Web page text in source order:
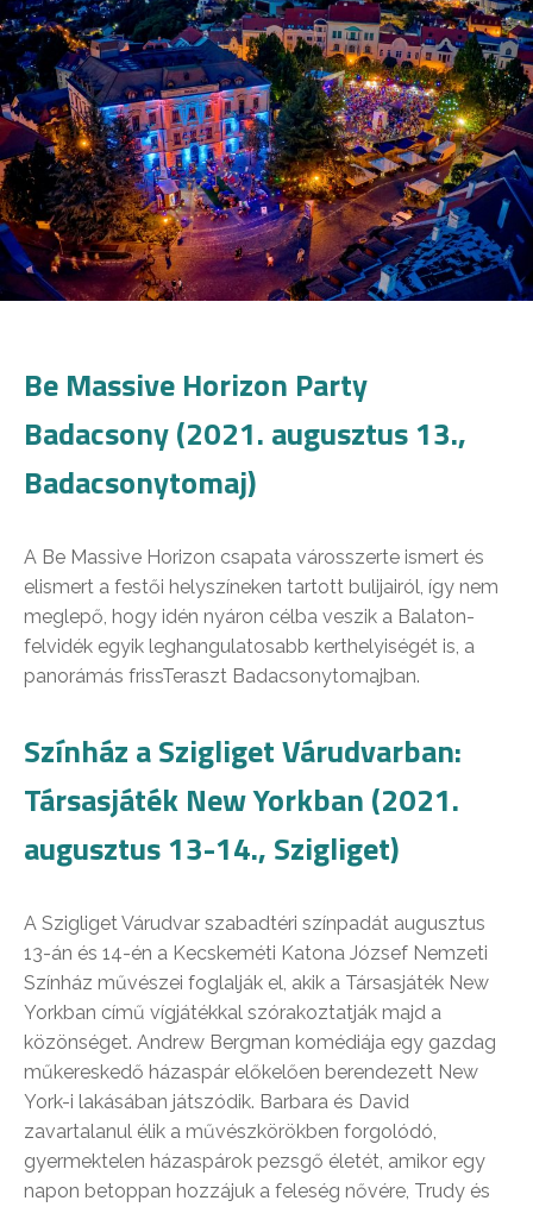
Be Massive Horizon Party
Badacsony (2021. augusztus 13.,
Badacsonytomaj)
A Be Massive Horizon csapata városszerte ismert és
elismert a festői helyszíneken tartott bulijairól, így nem
meglepő, hogy idén nyáron célba veszik a Balaton-
felvidék egyik leghangulatosabb kerthelyiségét is, a
panorámás frissTeraszt Badacsonytomajban.
Színház a Szigliget Várudvarban:
Társasjáték New Yorkban (2021.
augusztus 13-14., Szigliget)
A Szigliget Várudvar szabadtéri színpadát augusztus
13-án és 14-én a Kecskeméti Katona József Nemzeti
Színház művészei foglalják el, akik a Társasjáték New
Yorkban című vígjátékkal szórakoztatják majd a
közönséget. Andrew Bergman komédiája egy gazdag
műkereskedő házaspár előkelően berendezett New
York-i lakásában játszódik. Barbara és David
zavartalanul élik a művészkörökben forgolódó,
gyermektelen házaspárok pezsgő életét, amikor egy
napon betoppan hozzájuk a feleség nővére, Trudy és